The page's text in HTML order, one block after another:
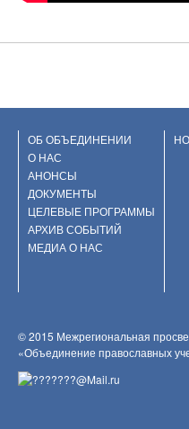
ОБ ОБЪЕДИНЕНИИ
О НАС
АНОНСЫ
ДОКУМЕНТЫ
ЦЕЛЕВЫЕ ПРОГРАММЫ
АРХИВ СОБЫТИЙ
МЕДИА О НАС
© 2015 Межрегиональная
«Объединение православных